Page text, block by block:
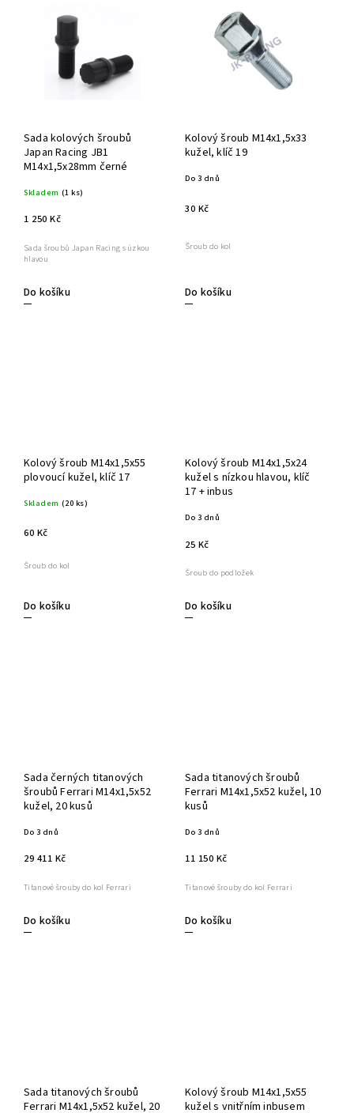
Sada kolových šroubů
Japan Racing JB1
M14x1,5x28mm černé
Skladem (1 ks)
1 250 Kč
Do košíku
Sada šroubů Japan Racing s úzkou
hlavou
Kolový šroub M14x1,5x33
kužel, klíč 19
Do 3 dnů
30 Kč
Do košíku
Šroub do kol
Kolový šroub M14x1,5x55
plovoucí kužel, klíč 17
Skladem (20 ks)
60 Kč
Do košíku
Šroub do kol
Kolový šroub M14x1,5x24
kužel s nízkou hlavou, klíč
17 + inbus
Do 3 dnů
25 Kč
Do košíku
Šroub do podložek
Sada černých titanových
šroubů Ferrari M14x1,5x52
kužel, 20 kusů
Do 3 dnů
29 411 Kč
Do košíku
Titanové šrouby do kol Ferrari
Sada titanových šroubů
Ferrari M14x1,5x52 kužel, 10
kusů
Do 3 dnů
11 150 Kč
Do košíku
Titanové šrouby do kol Ferrari
Sada titanových šroubů
Ferrari M14x1,5x52 kužel, 20
Kolový šroub M14x1,5x55
kužel s vnitřním inbusem